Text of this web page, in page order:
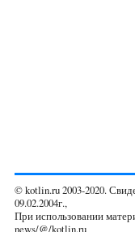
© kotlin.ru 2003-2020.
09.02.2004г.,
При использовании
news/@/kotlin.ru